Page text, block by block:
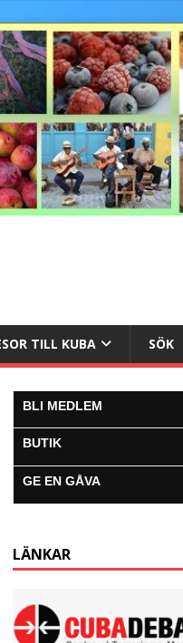
TILL KUBA SÖK
BLI MEDLEM
BUTIK
GE EN GÅVA
LÄNKAR